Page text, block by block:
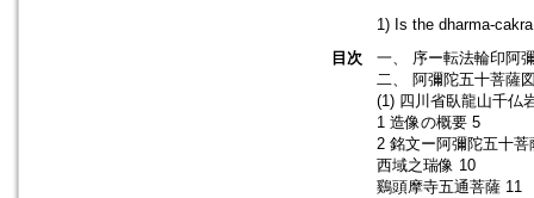
1) Is the dharma-
目次
一、 序ー転法輪印阿
二、 阿彌陀五十菩薩
(1) 四川省臥龍山千仏
1 造像の概要 5
2 銘文ー阿彌陀五十
西域之瑞像 10
鷄頭摩寺五通菩薩 11